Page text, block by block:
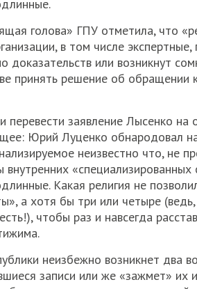
голова» ГПУ отметила, что
в том числе экспертные,
доказательств или возникнут
принять решение об
перевести заявление Лысенко на
Юрий Луценко обнародовал
неизвестно что, не
внутренних «специализированных
Какая религия не
а хотя бы три или четыре
чтобы раз и навсегда
неизбежно возникнет два
записи или же «зажмет» их